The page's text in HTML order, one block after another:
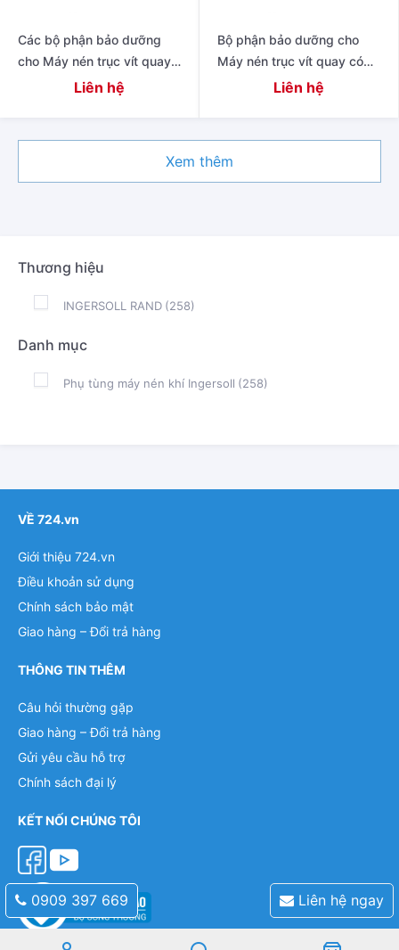
Các bộ phận bảo dưỡng
cho Máy nén trục vít quay
có dầu hiệu suất cao thế hệ
Liên hệ
Bộ phận bảo dưỡng cho
Máy nén trục vít quay có
dầu 4-11 kW Dòng R
Liên hệ
Xem thêm
Thương hiệu
INGERSOLL RAND (258)
Danh mục
Phụ tùng máy nén khí Ingersoll (258)
VỀ 724.vn
Giới thiệu 724.vn
Điều khoản sử dụng
Chính sách bảo mật
Giao hàng – Đổi trả hàng
THÔNG TIN THÊM
Câu hỏi thường gặp
Giao hàng – Đổi trả hàng
Gửi yêu cầu hỗ trợ
Chính sách đại lý
KẾT NỐI CHÚNG TÔI
0909 397 669 Liên hệ ngay